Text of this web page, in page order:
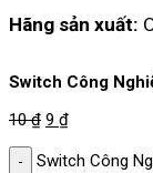
Hãng sản xuất:
Switch Công
10₫ 9 ₫
Switch Công